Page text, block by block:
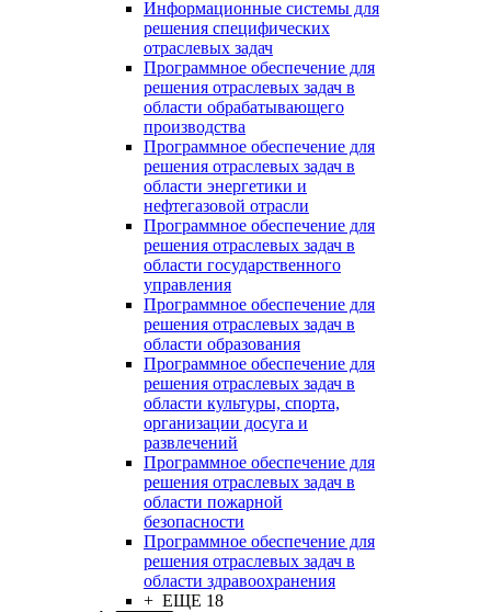
Информационные системы для
решения специфических
отраслевых задач
Программное обеспечение для
решения отраслевых задач в
области обрабатывающего
производства
Программное обеспечение для
решения отраслевых задач в
области энергетики и
нефтегазовой отрасли
Программное обеспечение для
решения отраслевых задач в
области государственного
управления
Программное обеспечение для
решения отраслевых задач в
области образования
Программное обеспечение для
решения отраслевых задач в
области культуры, спорта,
организации досуга и
развлечений
Программное обеспечение для
решения отраслевых задач в
области пожарной
безопасности
Программное обеспечение для
решения отраслевых задач в
области здравоохранения
+ ЕЩЕ 18